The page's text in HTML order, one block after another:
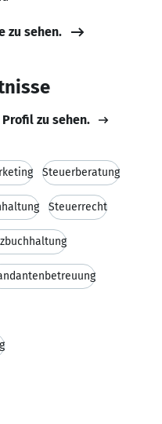
zu sehen.
zu sehen.
Steuerberatung
Steuerrecht